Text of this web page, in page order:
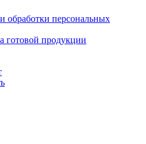
обработки персональных
готовой продукции